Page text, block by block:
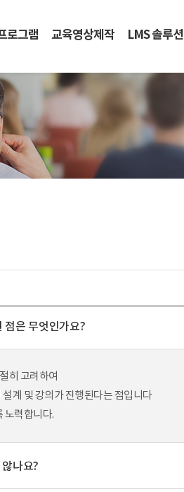
로그램 교육영상제작 LMS 솔루션
점은 무엇인가요?
히 고려하여
계 및 강의가 진행된다는 점입니다
노력합니다.
나요?